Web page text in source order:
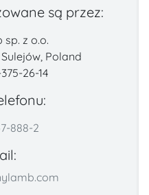
są przez:
sp. z o.o.
Sulejów, Poland
26-14
888-2